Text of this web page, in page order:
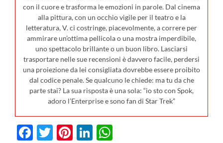
con il cuore e trasforma le emozioni in parole. Dal cinema
alla pittura, con un occhio vigile per il teatro e la
letteratura, V. ci costringe, piacevolmente, a correre per
ammirare un’ottima pellicola o una mostra imperdibile,
uno spettacolo brillante o un buon libro. Lasciarsi
trasportare nelle sue recensioni è davvero facile, perdersi
una proiezione da lei consigliata dovrebbe essere proibito
dal codice penale. Se qualcuno le chiede: ma tu da che
parte stai? La sua risposta è una sola: “io sto con Spok,
adoro l’Enterprise e sono fan di Star Trek”
Facebook
Twitter
Pinterest
LinkedIn